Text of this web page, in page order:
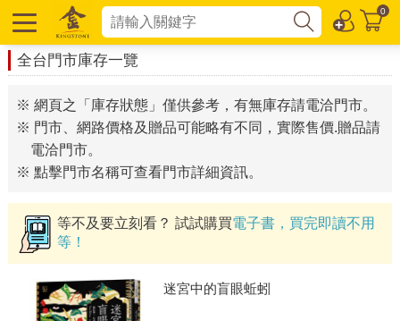
0
全台門市庫存一覽
※ 網頁之「庫存狀態」僅供參考，有無庫存請電洽門市。
※ 門市、網路價格及贈品可能略有不同，實際售價.贈品請
電洽門市。
※ 點擊門市名稱可查看門市詳細資訊。
等不及要立刻看？ 試試購買電子書，買完即讀不用
等！
迷宮中的盲眼蚯蚓